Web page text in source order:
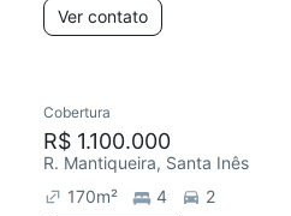
Ver contato
Cobertura
R$ 1.100.000
R. Mantiqueira, Santa Inês
170m² 4
2